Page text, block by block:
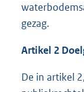
gezag.
Artikel 2
De in artikel